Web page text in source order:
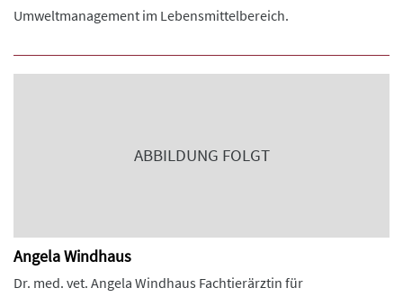
Umweltmanagement im Lebensmittelbereich.
ABBILDUNG FOLGT
Angela Windhaus
Dr. med. vet. Angela Windhaus Fachtierärztin für